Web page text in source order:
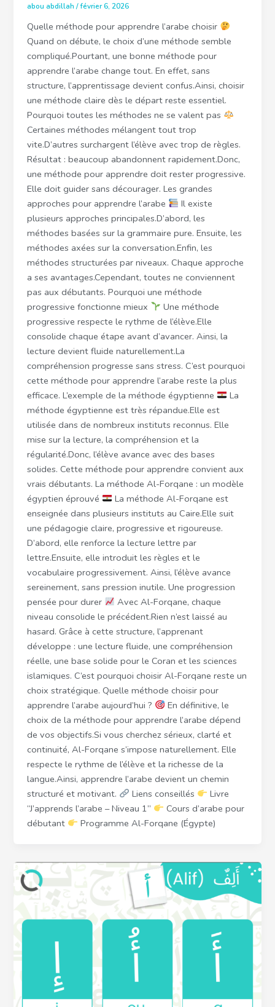
abou abdillah/février 6, 2026
Quelle méthode pour apprendre l’arabe choisir
Quand on débute, le choix d’une méthode semble
compliqué.Pourtant, une bonne méthode pour
apprendre l’arabe change tout. En effet, sans
structure, l’apprentissage devient confus.Ainsi, choisir
une méthode claire dès le départ reste essentiel.
Pourquoi toutes les méthodes ne se valent pas
Certaines méthodes mélangent tout trop
vite.D’autres surchargent l’élève avec trop de règles.
Résultat : beaucoup abandonnent rapidement.Donc,
une méthode pour apprendre doit rester progressive.
Elle doit guider sans décourager. Les grandes
approches pour apprendre l’arabe
Il existe
plusieurs approches principales.D’abord, les
méthodes basées sur la grammaire pure. Ensuite, les
méthodes axées sur la conversation.Enfin, les
méthodes structurées par niveaux. Chaque approche
a ses avantages.Cependant, toutes ne conviennent
pas aux débutants. Pourquoi une méthode
progressive fonctionne mieux
Une méthode
progressive respecte le rythme de l’élève.Elle
consolide chaque étape avant d’avancer. Ainsi, la
lecture devient fluide naturellement.La
compréhension progresse sans stress. C’est pourquoi
cette méthode pour apprendre l’arabe reste la plus
efficace. L’exemple de la méthode égyptienne
La
méthode égyptienne est très répandue.Elle est
utilisée dans de nombreux instituts reconnus. Elle
mise sur la lecture, la compréhension et la
régularité.Donc, l’élève avance avec des bases
solides. Cette méthode pour apprendre convient aux
vrais débutants. La méthode Al-Forqane : un modèle
égyptien éprouvé
La méthode Al-Forqane est
enseignée dans plusieurs instituts au Caire.Elle suit
une pédagogie claire, progressive et rigoureuse.
D’abord, elle renforce la lecture lettre par
lettre.Ensuite, elle introduit les règles et le
vocabulaire progressivement. Ainsi, l’élève avance
sereinement, sans pression inutile. Une progression
pensée pour durer
Avec Al-Forqane, chaque
niveau consolide le précédent.Rien n’est laissé au
hasard. Grâce à cette structure, l’apprenant
développe : une lecture fluide, une compréhension
réelle, une base solide pour le Coran et les sciences
islamiques. C’est pourquoi choisir Al-Forqane reste un
choix stratégique. Quelle méthode choisir pour
apprendre l’arabe aujourd’hui ?
En définitive, le
choix de la méthode pour apprendre l’arabe dépend
de vos objectifs.Si vous cherchez sérieux, clarté et
continuité, Al-Forqane s’impose naturellement. Elle
respecte le rythme de l’élève et la richesse de la
langue.Ainsi, apprendre l’arabe devient un chemin
structuré et motivant.
Liens conseillés
Livre
“J’apprends l’arabe – Niveau 1”
Cours d’arabe pour
débutant
Programme Al-Forqane (Égypte)